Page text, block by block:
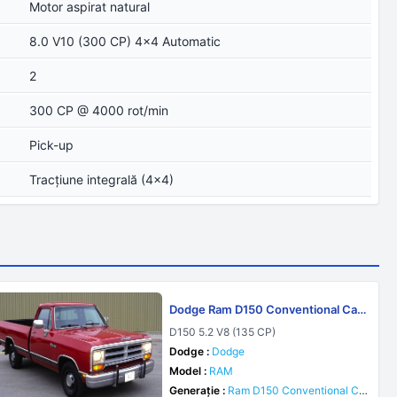
Motor aspirat natural
8.0 V10 (300 CP) 4x4 Automatic
2
300 CP @ 4000 rot/min
Pick-up
Tracţiune integrală (4x4)
Dodge Ram D150 Conventional Cab
D-W 1981
D150 5.2 V8 (135 CP)
Dodge : Dodge
Model : RAM
Generație : Ram D150 Conventional Ca